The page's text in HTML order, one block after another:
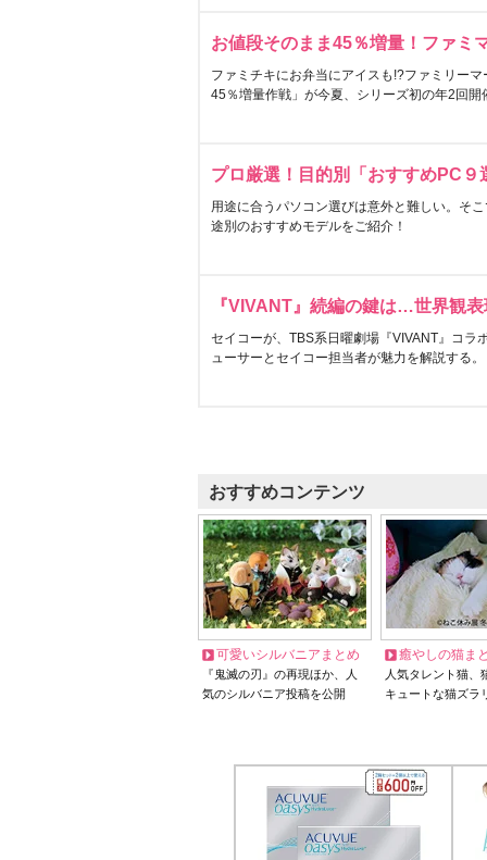
お値段そのまま45％増量！ファミ
ファミチキにお弁当にアイスも!?ファミリー
45％増量作戦」が今夏、シリーズ初の年2回開
プロ厳選！目的別「おすすめPC９
用途に合うパソコン選びは意外と難しい。そ
途別のおすすめモデルをご紹介！
『VIVANT』続編の鍵は…世界観
セイコーが、TBS系日曜劇場『VIVANT』コラ
ューサーとセイコー担当者が魅力を解説する。
おすすめコンテンツ
可愛いシルバニアまとめ
『鬼滅の刃』の再現ほか、人
気のシルバニア投稿を公開
癒やしの猫ま
人気タレント猫
キュートな猫ズラ